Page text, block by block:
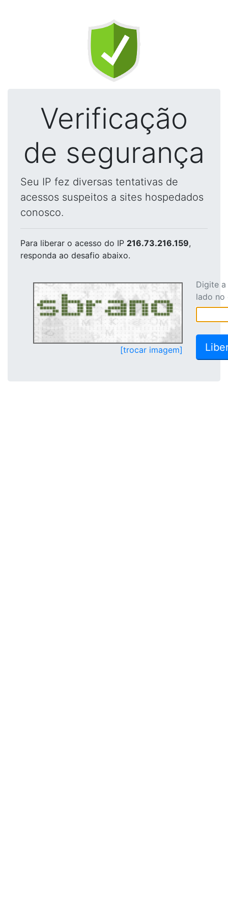
Verificação
de segurança
Seu IP fez diversas tentativas de
acessos suspeitos a sites hospedados
conosco.
Para liberar o acesso do IP 216.73.216.159,
responda ao desafio abaixo.
[trocar imagem]
Digite
lado no